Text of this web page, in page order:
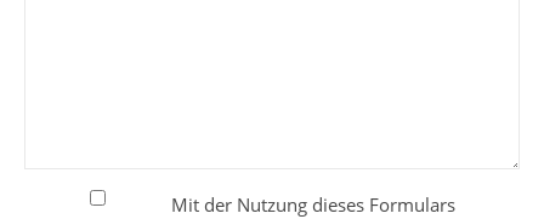
Mit der Nutzung dieses Formulars